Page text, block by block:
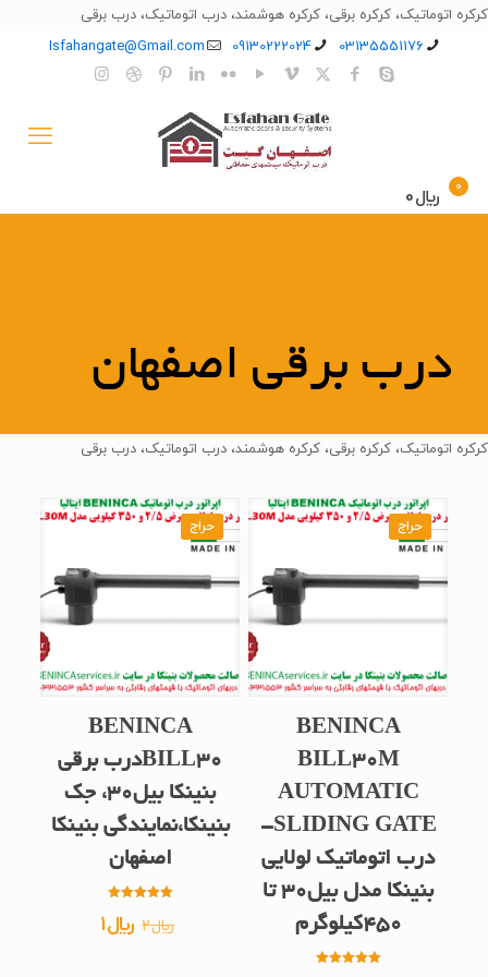
کرکره اتوماتیک، کرکره برقی، کرکره هوشمند، درب اتوماتیک، درب برقی
03135551176
09130222024
Isfahangate@Gmail.com
0 ﷼0
درب برقی اصفهان
کرکره اتوماتیک، کرکره برقی، کرکره هوشمند، درب اتوماتیک، درب برقی
حراج
BENINCA
BILL30M
AUTOMATIC
SLIDING GATE-
درب اتوماتیک لولایی
بنینکا مدل بیل30 تا
450کیلوگرم
حراج
BENINCA
BILL30درب برقی
بنینکا بیل30، جک
بنینکا،نمایندگی بنینکا
اصفهان
5.00
از 5 ﷼2 قیمت
﷼1قیمت